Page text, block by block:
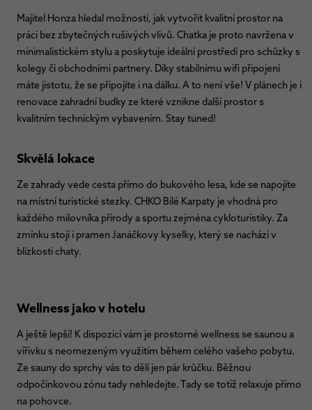
Majitel Honza hledal možnosti, jak vytvořit kvalitní prostor na
práci bez zbytečných rušivých vlivů. Chatka je proto navržena v
minimalistickém stylu a poskytuje ideální prostředí pro schůzky s
kolegy či obchodními partnery. Díky stabilnímu wifi připojení
máte jistotu, že se připojíte i na dálku. A to není vše! V plánech je i
renovace zahradní budky ze které vznikne další prostor s
kvalitním technickým vybavením. Stay tuned!
Skvělá lokace
Ze zahrady vede cesta přímo do bukového lesa, kde se napojíte
na místní turistické stezky. CHKO Bílé Karpaty je vhodná pro
každého milovníka přírody a sportu zejména cykloturistiky. Za
zmínku stojí i pramen Janáčkovy kyselky, který se nachází v
blízkosti chaty.
Wellness jako v hotelu
A ještě lepší! K dispozici vám je prostorné wellness se saunou a
vířivku s neomezeným využitím během celého vašeho pobytu.
Ze sauny do sprchy vás to dělí jen pár krůčku. Běžnou
odpočinkovou zónu tady nehledejte. Tady se totiž relaxuje přímo
na pohovce.